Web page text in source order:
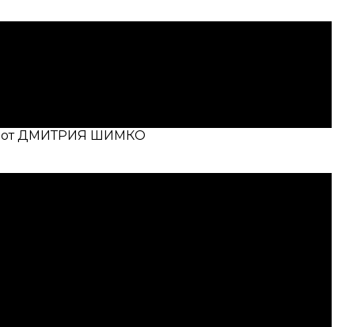
от ДМИТРИЯ ШИМКО